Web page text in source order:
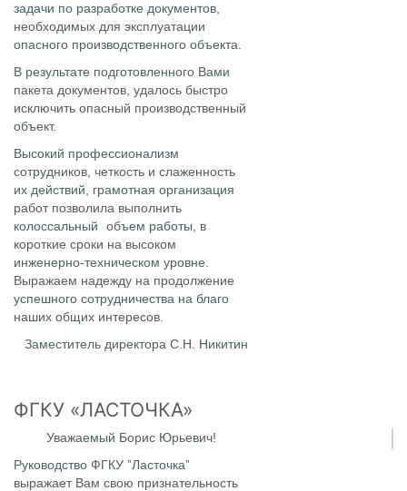
задачи по разработке документов,
необходимых для эксплуатации
опасного производственного объекта.
В результате подготовленного Вами
пакета документов, удалось быстро
исключить опасный производственный
объект.
Высокий профессионализм
сотрудников, четкость и слаженность
их действий, грамотная организация
работ позволила выполнить
колоссальный
объем работы, в
короткие сроки на высоком
инженерно-техническом уровне.
Выражаем надежду на продолжение
успешного сотрудничества на благо
наших общих интересов.
Заместитель директора С.Н. Никитин
ФГКУ «ЛАСТОЧКА»
Уважаемый Борис Юрьевич!
Руководство ФГКУ ”Ласточка”
выражает Вам свою признательность